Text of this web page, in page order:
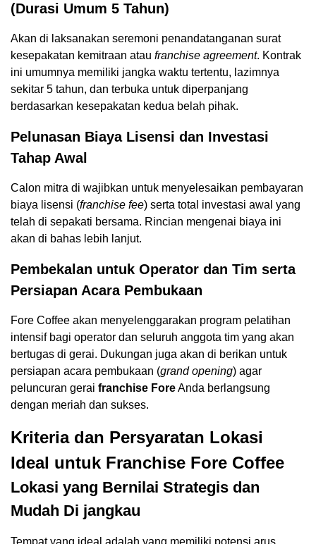
(Durasi Umum 5 Tahun)
Akan di laksanakan seremoni penandatanganan surat
kesepakatan kemitraan atau franchise agreement. Kontrak
ini umumnya memiliki jangka waktu tertentu, lazimnya
sekitar 5 tahun, dan terbuka untuk diperpanjang
berdasarkan kesepakatan kedua belah pihak.
Pelunasan Biaya Lisensi dan Investasi
Tahap Awal
Calon mitra di wajibkan untuk menyelesaikan pembayaran
biaya lisensi (franchise fee) serta total investasi awal yang
telah di sepakati bersama. Rincian mengenai biaya ini
akan di bahas lebih lanjut.
Pembekalan untuk Operator dan Tim serta
Persiapan Acara Pembukaan
Fore Coffee akan menyelenggarakan program pelatihan
intensif bagi operator dan seluruh anggota tim yang akan
bertugas di gerai. Dukungan juga akan di berikan untuk
persiapan acara pembukaan (grand opening) agar
peluncuran gerai franchise ForeAnda berlangsung
dengan meriah dan sukses.
Kriteria dan Persyaratan Lokasi
Ideal untuk Franchise Fore Coffee
Lokasi yang Bernilai Strategis dan
Mudah Di jangkau